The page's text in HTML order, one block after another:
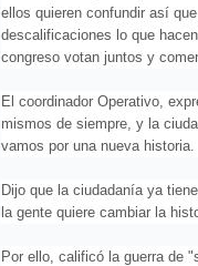
ellos quieren confundir así
descalificaciones lo que
congreso votan juntos y
El coordinador Operativo,
mismos de siempre, y la
vamos por una nueva historia.
Dijo que la ciudadanía ya
la gente quiere cambiar la
Por ello, calificó la guerra de